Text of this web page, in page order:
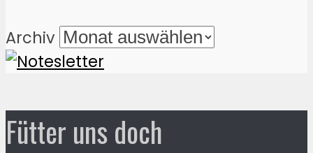
Archiv
Fütter uns doch